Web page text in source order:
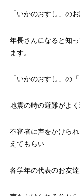
「いかのおすし」の
年長さんになると知
ます。
「いかのおすし」の
地震の時の避難がよ
不審者に声をかけら
えてもらい
各学年の代表のお友達